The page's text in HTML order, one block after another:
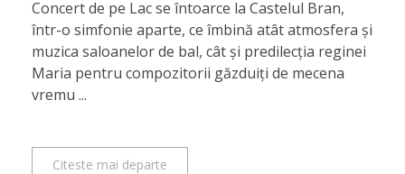
Concert de pe Lac se întoarce la Castelul Bran,
într-o simfonie aparte, ce îmbină atât atmosfera și
muzica saloanelor de bal, cât și predilecția reginei
Maria pentru compozitorii găzduiți de mecena
vremu ...
Citeste mai departe